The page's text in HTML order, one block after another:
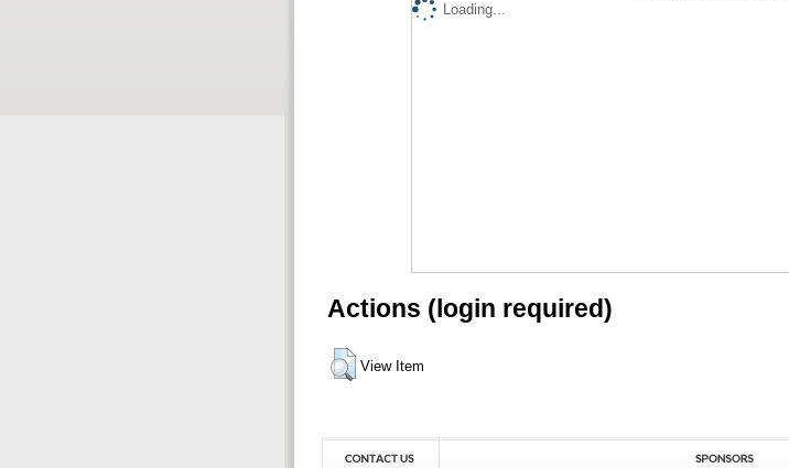
Loading...
Actions (login required)
View Item